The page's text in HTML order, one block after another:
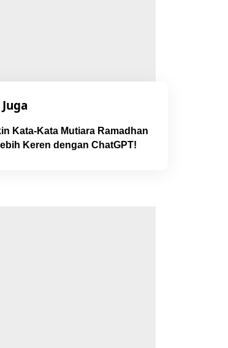
Kata-Kata Mutiara Ramadhan
Keren dengan ChatGPT!